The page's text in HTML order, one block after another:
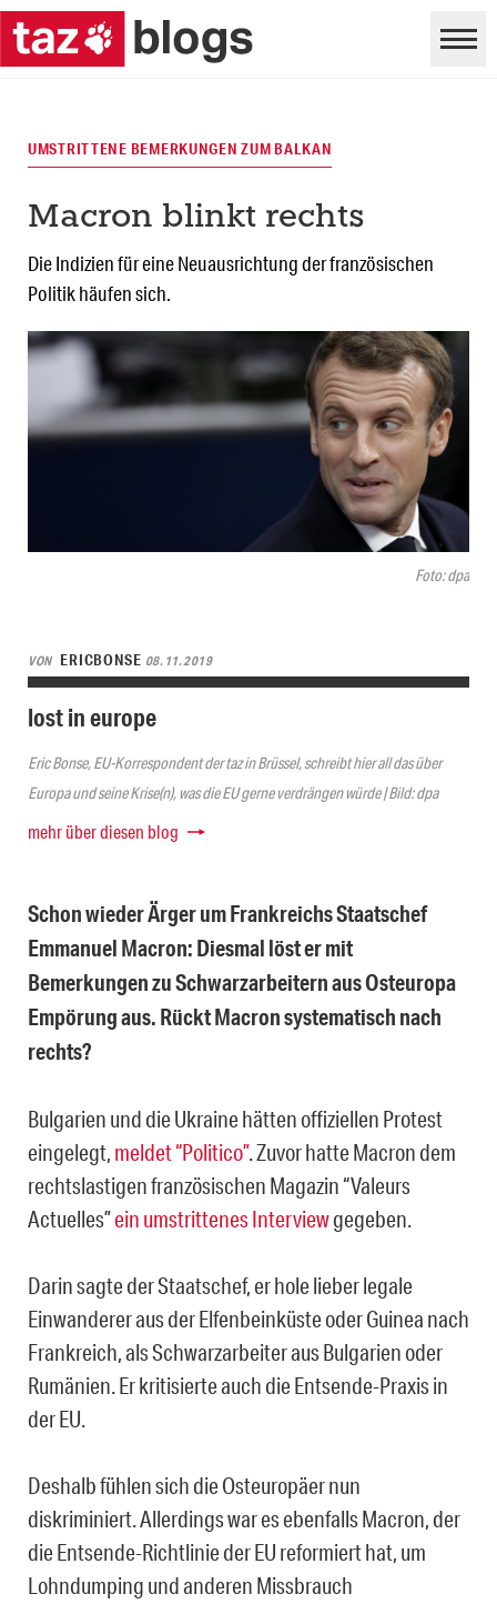
Foto: dpa
UMSTRITTENE BEMERKUNGEN ZUM BALKAN
Macron blinkt rechts
Die Indizien für eine Neuausrichtung der französischen
Politik häufen sich.
VON ERICBONSE 08.11.2019
lost in europe
Eric Bonse, EU-Korrespondent der taz in Brüssel, schreibt hier all das über
Europa und seine Krise(n), was die EU gerne verdrängen würde | Bild: dpa
mehr über diesen blog
Schon wieder Ärger um Frankreichs Staatschef
Emmanuel Macron: Diesmal löst er mit
Bemerkungen zu Schwarzarbeitern aus Osteuropa
Empörung aus. Rückt Macron systematisch nach
rechts?
Bulgarien und die Ukraine hätten offiziellen Protest
eingelegt, meldet “Politico”. Zuvor hatte Macron dem
rechtslastigen französischen Magazin “Valeurs
Actuelles”ein umstrittenes Interviewgegeben.
Darin sagte der Staatschef, er hole lieber legale
Einwanderer aus der Elfenbeinküste oder Guinea nach
Frankreich, als Schwarzarbeiter aus Bulgarien oder
Rumänien. Er kritisierte auch die Entsende-Praxis in
der EU.
Deshalb fühlen sich die Osteuropäer nun
diskriminiert. Allerdings war es ebenfalls Macron, der
die Entsende-Richtlinie der EU reformiert hat, um
Lohndumping und anderen Missbrauch